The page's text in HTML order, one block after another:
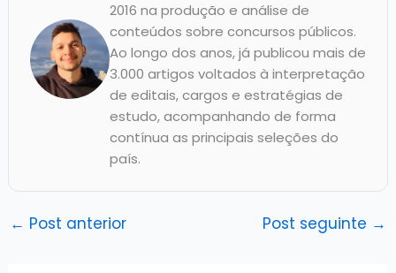
2016 na produção e análise de
conteúdos sobre concursos públicos.
Ao longo dos anos, já publicou mais de
3.000 artigos voltados à interpretação
de editais, cargos e estratégias de
estudo, acompanhando de forma
contínua as principais seleções do
país.
← Post anterior Post seguinte →